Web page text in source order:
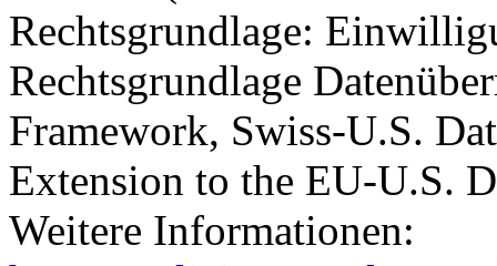
Rechtsgrundlage:
Rechtsgrundlage
Framework, Swiss-U.S.
Extension to the EU-U.S.
Weitere Informationen: